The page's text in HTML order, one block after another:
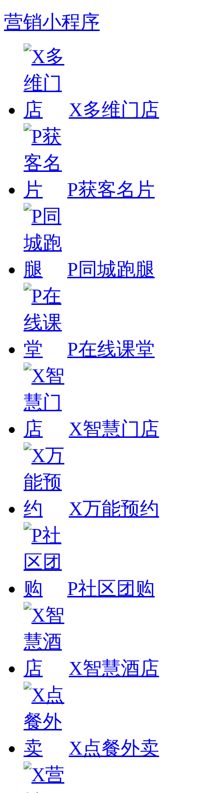
营销小程序
X多维门店
P获客名片
P同城跑腿
P在线课堂
X智慧门店
X万能预约
P社区团购
X智慧酒店
X点餐外卖